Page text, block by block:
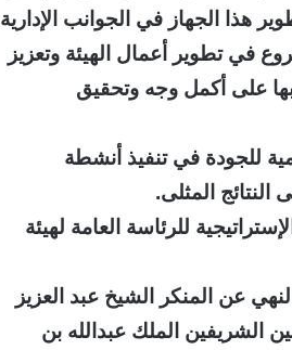
هذا الجهاز في الجوانب الإدارية
في تطوير أعمال الهيئة وتعزيز
بها على أكمل وجه وتحقيق
للجودة في تنفيذ أنشطة
المثلى.
للرئاسة العامة لهيئة
عن المنكر الشيخ عبد العزيز
الشريفين الملك عبدالله بن